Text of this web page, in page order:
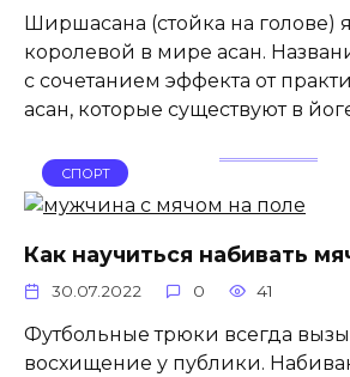
Ширшасана (стойка на голове)
королевой в мире асан.
с сочетанием эффекта от
асан, которые существуют в
СПОРТ
Как научиться набивать
30.07.2022 0 41
Футбольные трюки всегда
восхищение у публики.